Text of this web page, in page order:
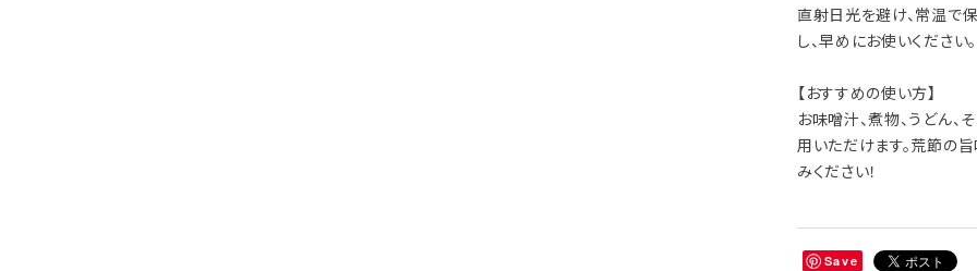
直射日光を避け、常温で
し、早めにお使いください。
【おすすめの使い方】
お味噌汁、煮物、うどん
用いただけます。荒節の
みください！
Save